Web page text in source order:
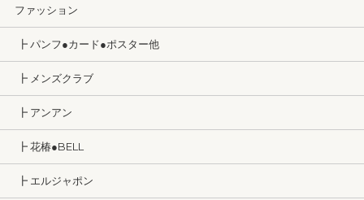
ファッション
┣ パンフ●カード●ポスター他
┣ メンズクラブ
┣ アンアン
┣ 花椿●BELL
┣ エルジャポン